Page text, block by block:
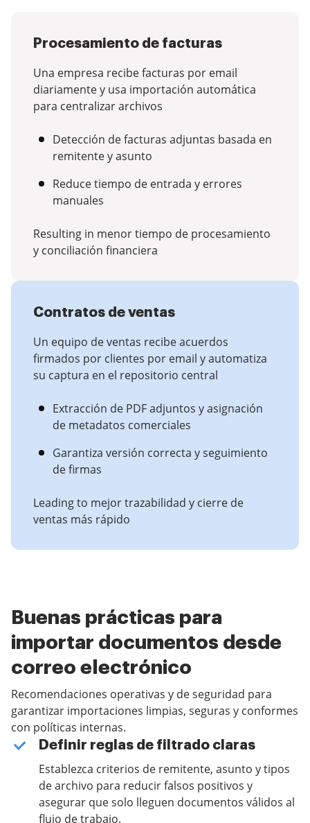
Procesamiento de facturas
Una empresa recibe facturas por email
diariamente y usa importación automática
para centralizar archivos
Detección de facturas adjuntas basada en
remitente y asunto
Reduce tiempo de entrada y errores
manuales
Resulting in menor tiempo de procesamiento
y conciliación financiera
Contratos de ventas
Un equipo de ventas recibe acuerdos
firmados por clientes por email y automatiza
su captura en el repositorio central
Extracción de PDF adjuntos y asignación
de metadatos comerciales
Garantiza versión correcta y seguimiento
de firmas
Leading to mejor trazabilidad y cierre de
ventas más rápido
Buenas prácticas para
importar documentos desde
correo electrónico
Recomendaciones operativas y de seguridad para
garantizar importaciones limpias, seguras y conformes
con políticas internas.
Definir reglas de filtrado claras
Establezca criterios de remitente, asunto y tipos
de archivo para reducir falsos positivos y
asegurar que solo lleguen documentos válidos al
flujo de trabajo.